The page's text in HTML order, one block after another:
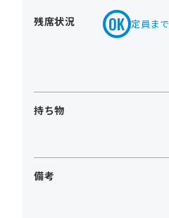
残席状況 定員ま
持ち物
備考